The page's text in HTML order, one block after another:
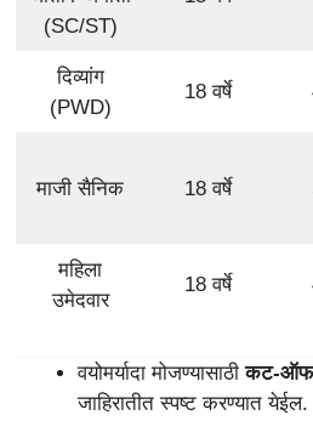
(SC/ST)
दिव्यांग
(PWD)
18 वर्षे
माजी सैनिक 18 वर्षे
महिला
उमेदवार
18 वर्षे
वयोमर्यादा मोजण्यासाठीकट-ऑफ
जाहिरातीत स्पष्ट करण्यात येईल.